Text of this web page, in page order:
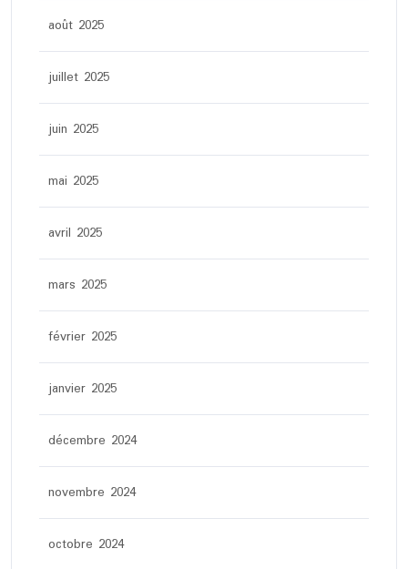
août 2025
juillet 2025
juin 2025
mai 2025
avril 2025
mars 2025
février 2025
janvier 2025
décembre 2024
novembre 2024
octobre 2024